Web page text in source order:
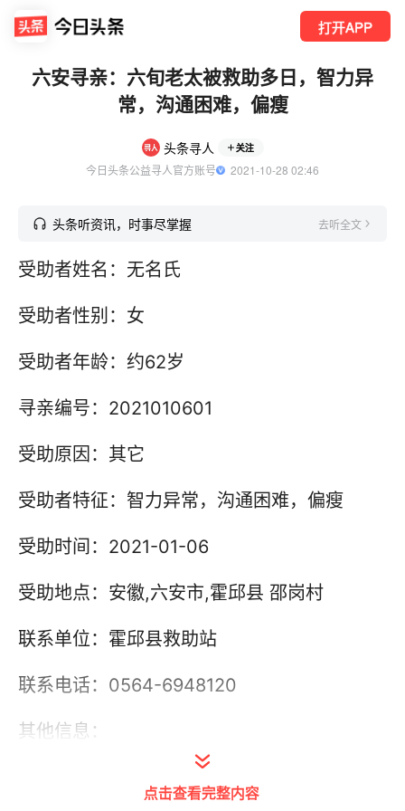
打开APP
六安寻亲：六旬老太被救助多日，智力异
常，沟通困难，偏瘦
头条寻人 关注
今日头条公益寻人官方账号
  2021-10-28 02:46
头条听资讯，时事尽掌握 去听全文
受助者姓名：无名氏
受助者性别：女
受助者年龄：约62岁
寻亲编号：2021010601
受助原因：其它
受助者特征：智力异常，沟通困难，偏瘦
受助时间：2021-01-06
受助地点：安徽,六安市,霍邱县 邵岗村
联系单位：霍邱县救助站
联系电话：0564-6948120
其他信息：
点击查看完整内容